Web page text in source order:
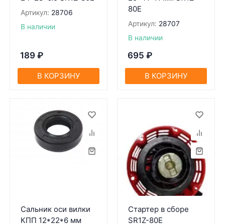
Артикул: 28706
В наличии
189 ₽
В КОРЗИНУ
80Е
Артикул: 28707
В наличии
695 ₽
В КОРЗИНУ
Сальник оси вилки
КПП 12*22*6 мм
Стартер в сборе
SR1Z-80Е